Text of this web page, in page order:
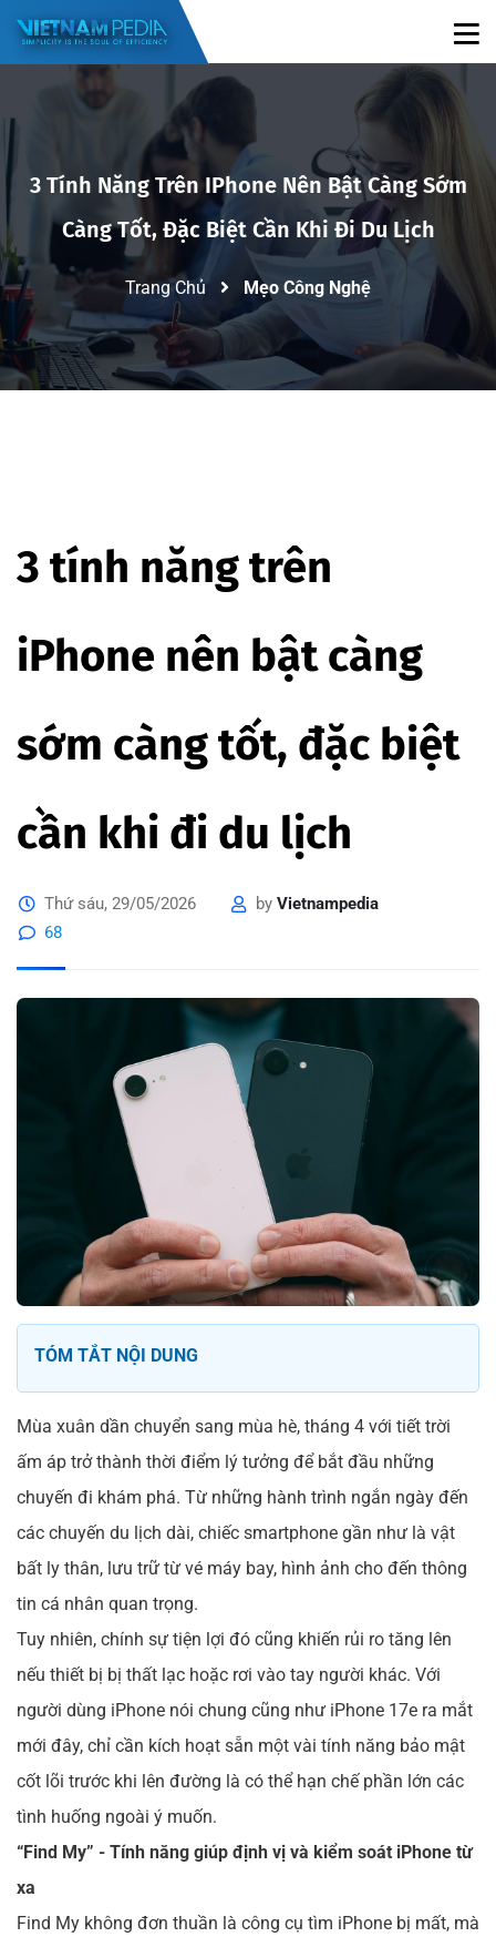
3 Tính Năng Trên IPhone Nên Bật Càng Sớm
Càng Tốt, Đặc Biệt Cần Khi Đi Du Lịch
Trang Chủ Mẹo Công Nghệ
3 tính năng trên
iPhone nên bật càng
sớm càng tốt, đặc biệt
cần khi đi du lịch
Thứ sáu, 29/05/2026 by Vietnampedia
68
TÓM TẮT NỘI DUNG
Mùa xuân dần chuyển sang mùa hè, tháng 4 với tiết trời
ấm áp trở thành thời điểm lý tưởng để bắt đầu những
chuyến đi khám phá. Từ những hành trình ngắn ngày đến
các chuyến du lịch dài, chiếc smartphone gần như là vật
bất ly thân, lưu trữ từ vé máy bay, hình ảnh cho đến thông
tin cá nhân quan trọng.
Tuy nhiên, chính sự tiện lợi đó cũng khiến rủi ro tăng lên
nếu thiết bị bị thất lạc hoặc rơi vào tay người khác. Với
người dùng iPhone nói chung cũng như iPhone 17e ra mắt
mới đây, chỉ cần kích hoạt sẵn một vài tính năng bảo mật
cốt lõi trước khi lên đường là có thể hạn chế phần lớn các
tình huống ngoài ý muốn.
“Find My” - Tính năng giúp định vị và kiểm soát iPhone từ
xa
Find My không đơn thuần là công cụ tìm iPhone bị mất, mà